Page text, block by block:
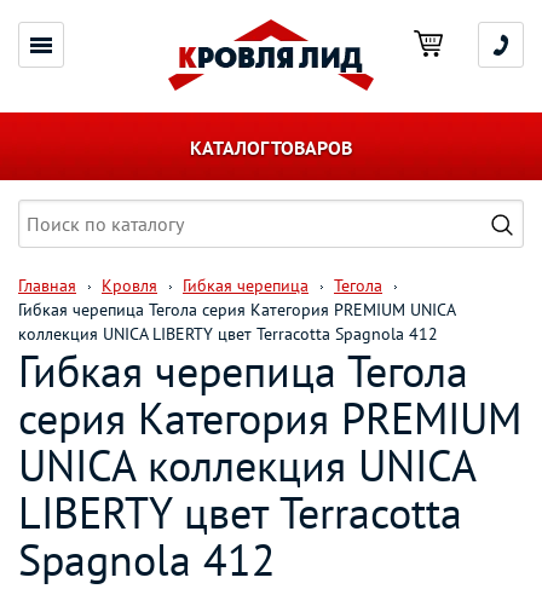
КАТАЛОГ ТОВАРОВ
Главная Кровля Гибкая черепица
Тегола
Гибкая черепица Тегола серия Категория PREMIUM UNICA
коллекция UNICA LIBERTY цвет Terracotta Spagnola 412
Гибкая черепица Тегола
серия Категория PREMIUM
UNICA коллекция UNICA
LIBERTY цвет Terracotta
Spagnola 412